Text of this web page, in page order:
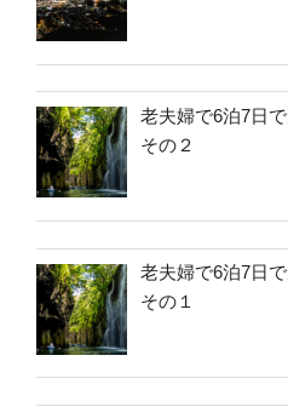
老夫婦で6泊7日
その２
老夫婦で6泊7日
その１